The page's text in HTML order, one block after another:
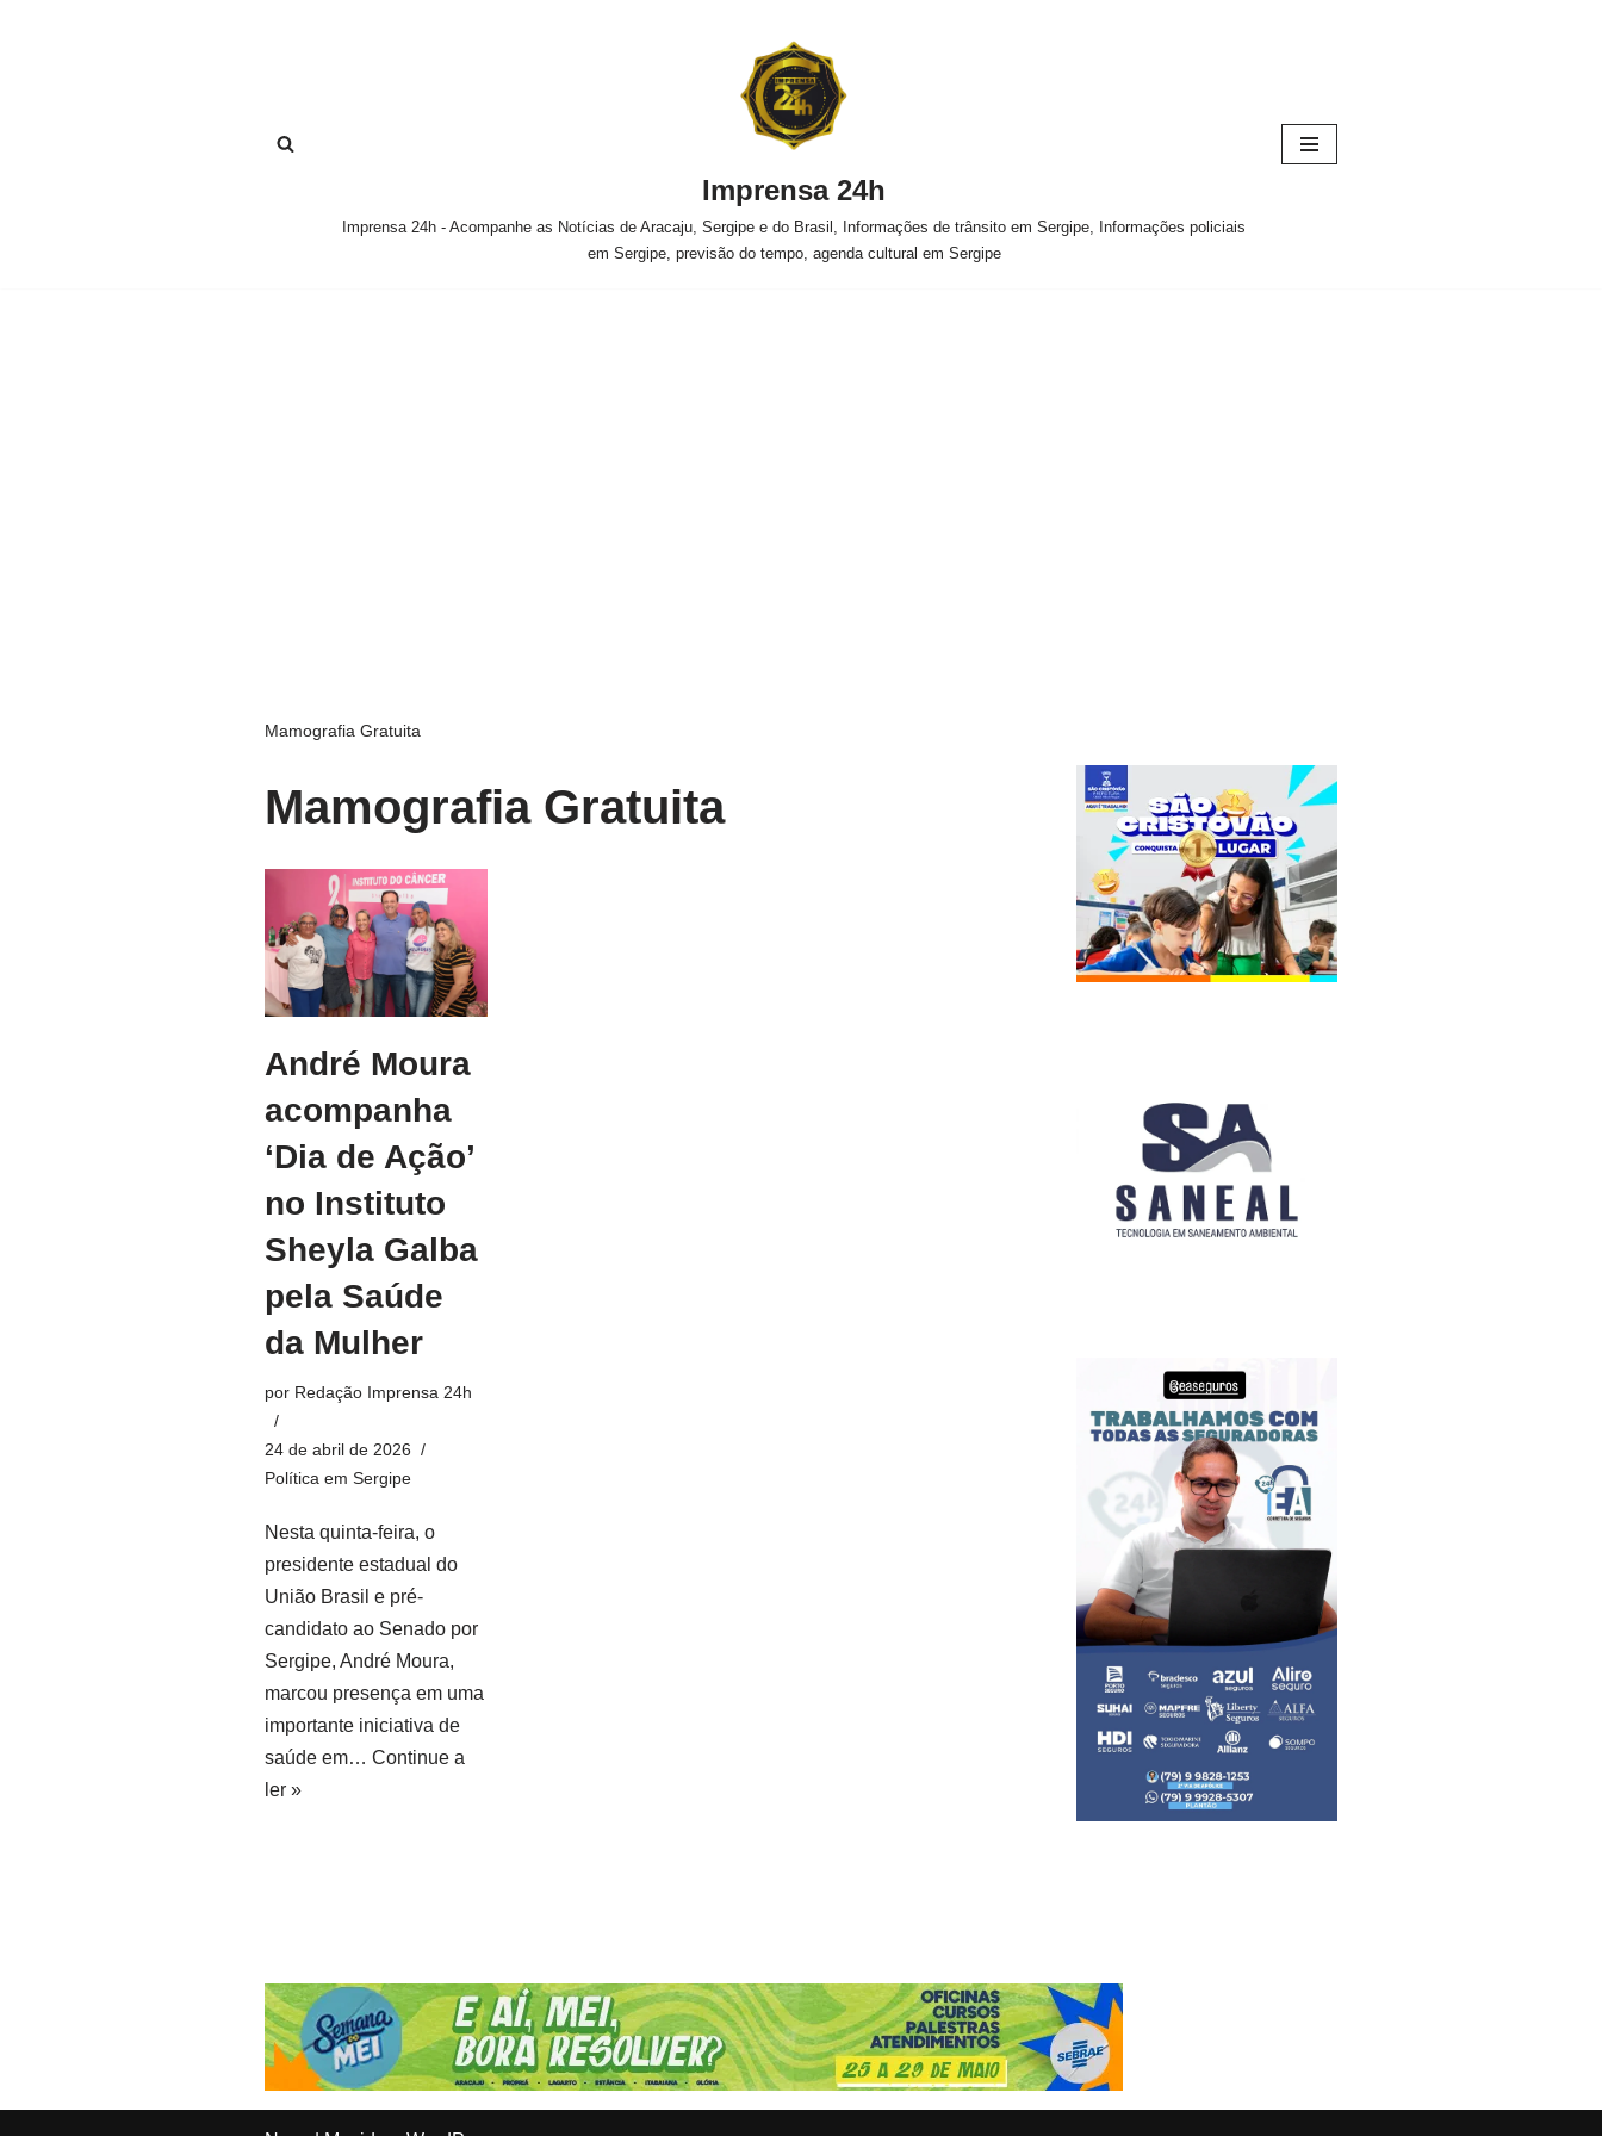
Imprensa 24h
Imprensa 24h - Acompanhe as Notícias de Aracaju, Sergipe e do Brasil, Informações de trânsito em Sergipe, Informações policiais
em Sergipe, previsão do tempo, agenda cultural em Sergipe
Mamografia Gratuita
Mamografia Gratuita
André Moura
acompanha
‘Dia de Ação’
no Instituto
Sheyla Galba
pela Saúde
da Mulher
por Redação Imprensa 24h
24 de abril de 2026
Política em Sergipe
Nesta quinta-feira, o
presidente estadual do
União Brasil e pré-
candidato ao Senado por
Sergipe, André Moura,
marcou presença em uma
importante iniciativa de
saúde em… Continue a
ler »